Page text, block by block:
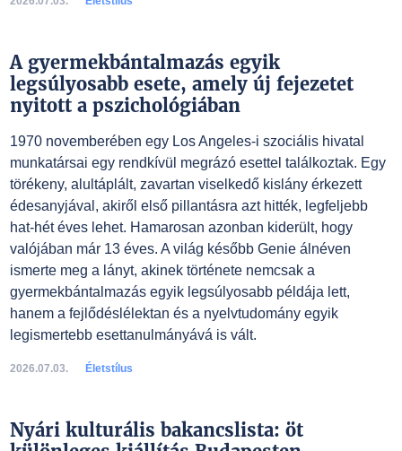
A gyermekbántalmazás egyik
legsúlyosabb esete, amely új fejezetet
nyitott a pszichológiában
1970 novemberében egy Los Angeles-i szociális hivatal
munkatársai egy rendkívül megrázó esettel találkoztak. Egy
törékeny, alultáplált, zavartan viselkedő kislány érkezett
édesanyjával, akiről első pillantásra azt hitték, legfeljebb
hat-hét éves lehet. Hamarosan azonban kiderült, hogy
valójában már 13 éves. A világ később Genie álnéven
ismerte meg a lányt, akinek története nemcsak a
gyermekbántalmazás egyik legsúlyosabb példája lett,
hanem a fejlődéslélektan és a nyelvtudomány egyik
legismertebb esettanulmányává is vált.
2026.07.03. Életstílus
Nyári kulturális bakancslista: öt